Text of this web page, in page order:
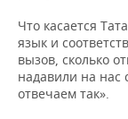
Что касается
язык и
вызов, сколько
надавили на нас
отвечаем так».